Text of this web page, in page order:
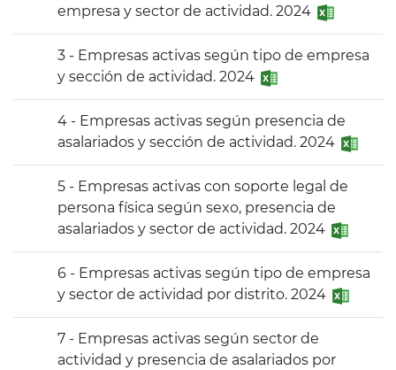
empresa y sector de actividad. 2024
3 - Empresas activas según tipo de empresa
y sección de actividad. 2024
4 - Empresas activas según presencia de
asalariados y sección de actividad. 2024
5 - Empresas activas con soporte legal de
persona física según sexo, presencia de
asalariados y sector de actividad. 2024
6 - Empresas activas según tipo de empresa
y sector de actividad por distrito. 2024
7 - Empresas activas según sector de
actividad y presencia de asalariados por